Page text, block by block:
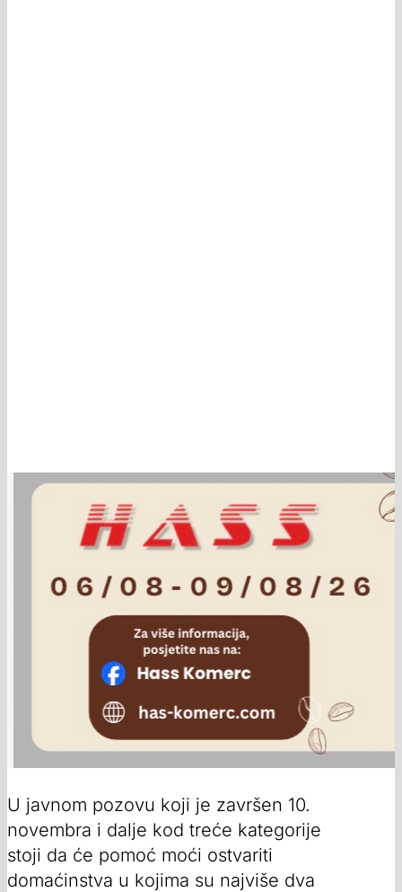
U javnom pozovu koji je završen 10.
novembra i dalje kod treće kategorije
stoji da će pomoć moći ostvariti
domaćinstva u kojima su najviše dva